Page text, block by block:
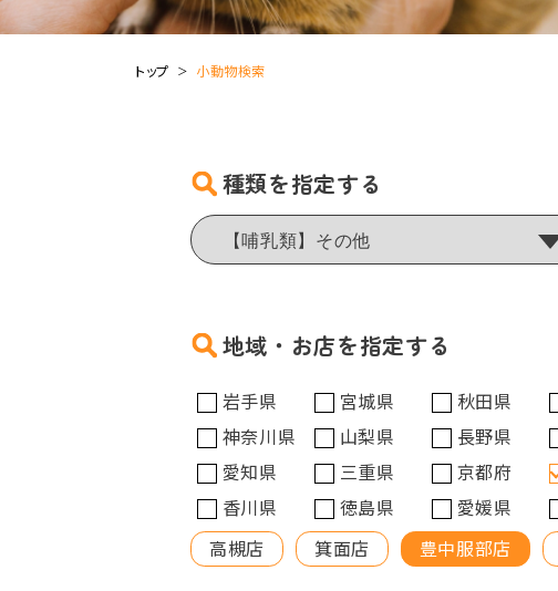
トップ 小動物検索
種類を指定する
地域・お店を指定する
岩手県 宮城県 秋田県
神奈川県
山梨県 長野県
愛知県
三重県 京都府
香川県
徳島県 愛媛県
高槻店
箕面店 豊中服部店